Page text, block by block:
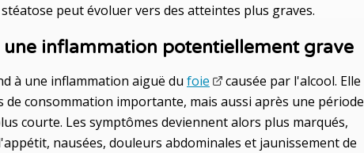
peut évoluer vers des atteintes plus graves.
inflammation potentiellement grave
à une inflammation aiguë du foie
causée par l'alcool. Elle
de consommation importante, mais aussi après une période
courte. Les symptômes deviennent alors plus marqués,
nausées, douleurs abdominales et jaunissement de